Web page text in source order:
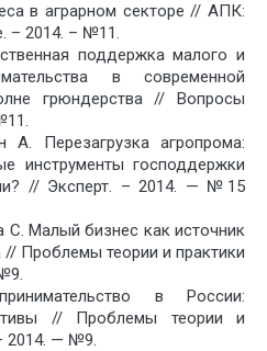
в аграрном секторе // АПК:
– 2014. – №11.
поддержка малого и
в современной
грюндерства // Вопросы
А. Перезагрузка агропрома:
инструменты господдержки
// Эксперт. – 2014. — №15
С. Малый бизнес как источник
Проблемы теории и практики
в России:
// Проблемы теории и
2014. — №9.